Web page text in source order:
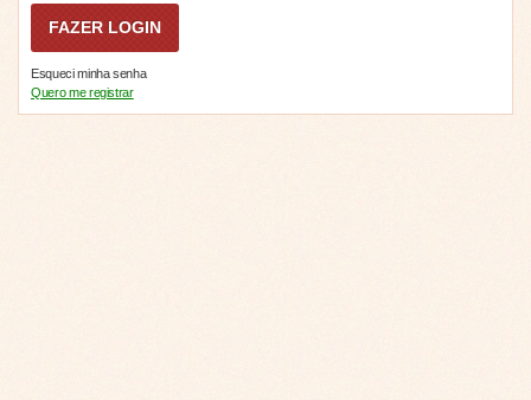
Esqueci minha senha
Quero me registrar